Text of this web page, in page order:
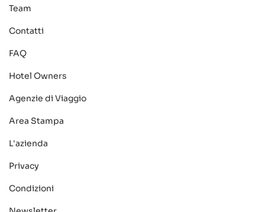
Team
Contatti
FAQ
Hotel Owners
Agenzie di Viaggio
Area Stampa
L'azienda
Privacy
Condizioni